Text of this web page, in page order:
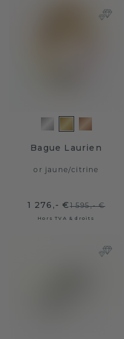
Bague Laurien
or jaune/citrine
1 276,- €1 595,- €
Hors TVA & droits